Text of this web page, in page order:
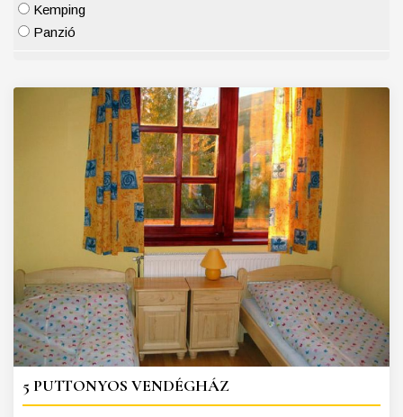
Kemping
Panzió
5 PUTTONYOS VENDÉGHÁZ